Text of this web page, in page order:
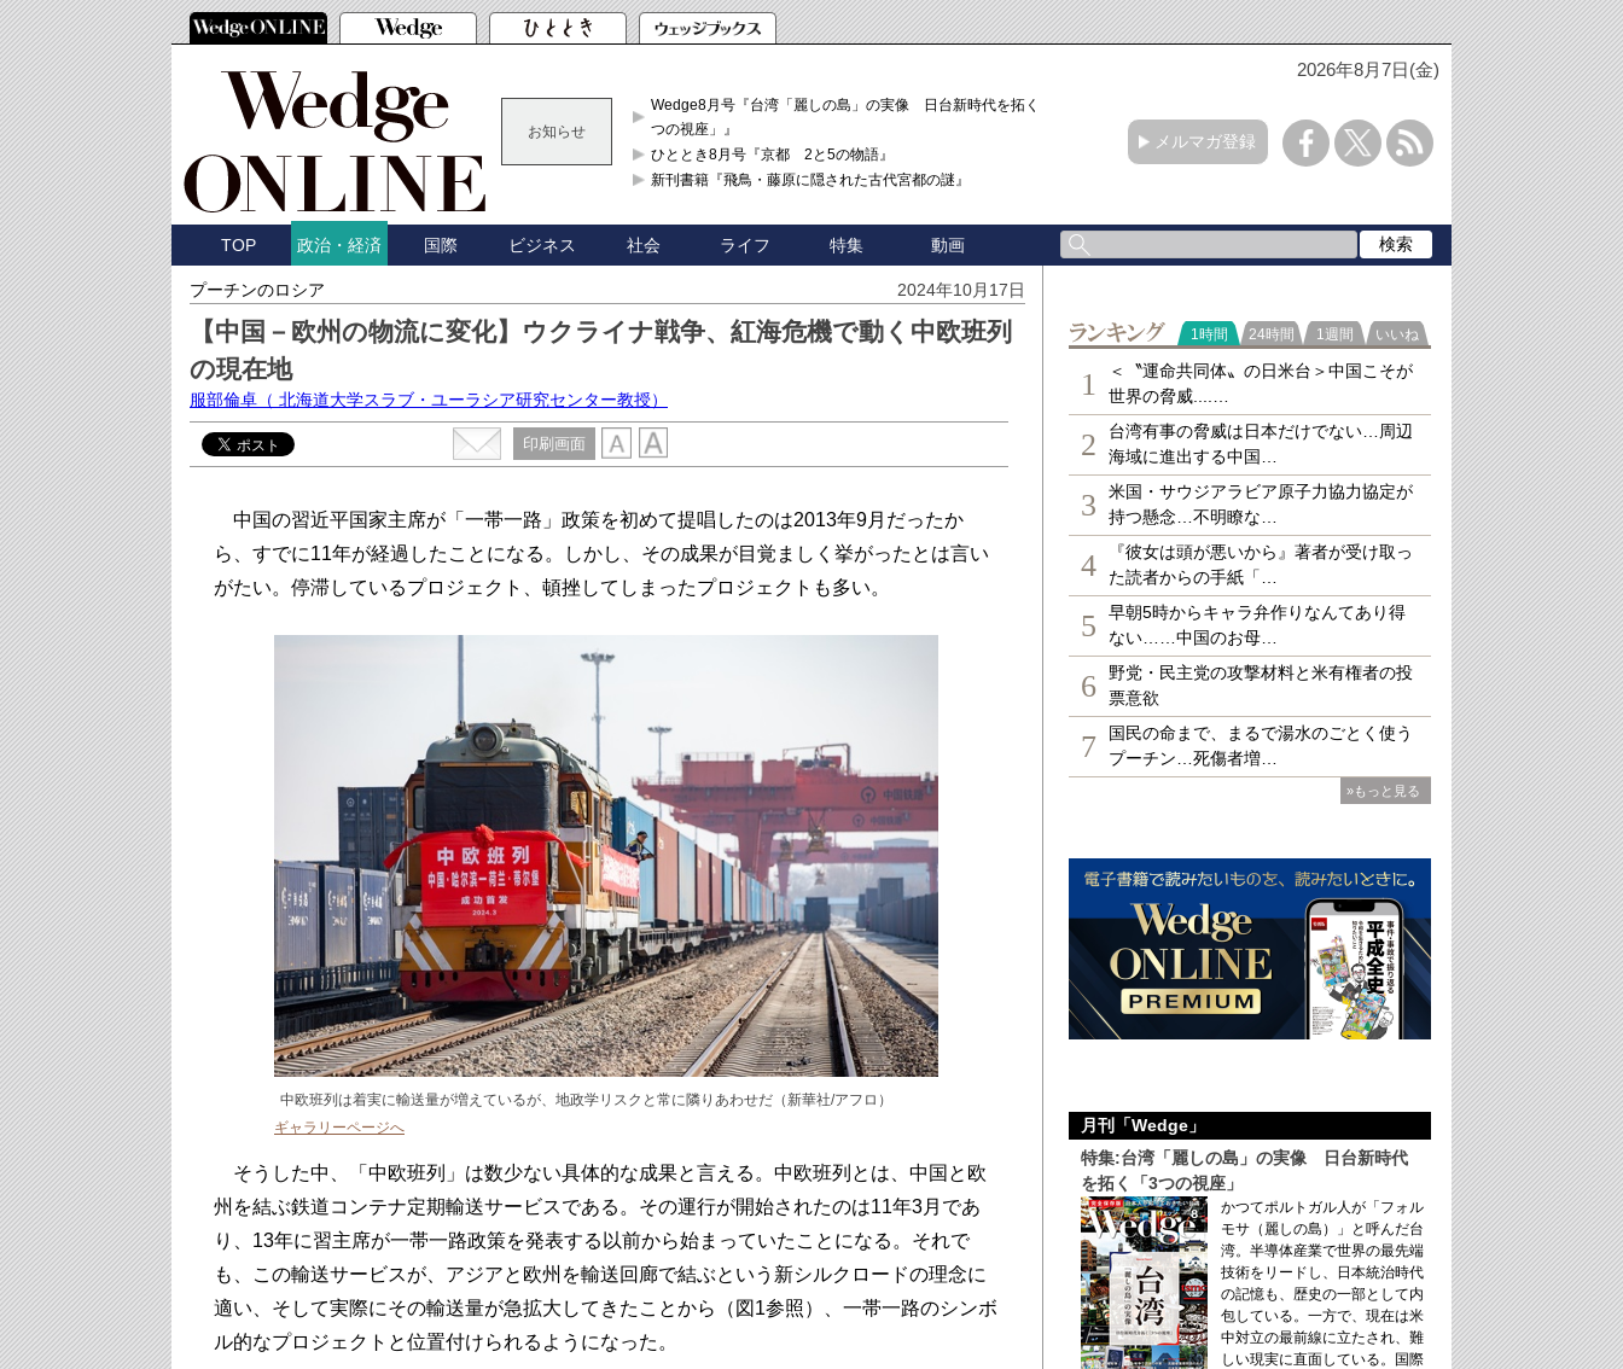
2026年8月7日(金)
お知らせ
Wedge8月号『台湾「麗しの島」の実像 日台新時代を拓く「3
つの視座」』
ひととき8月号『京都 2と5の物語』
新刊書籍『飛鳥・藤原に隠された古代宮都の謎』
メルマガ登録
TOP 政治・経済 国際 ビジネス 社会 ライフ 特集 動画
プーチンのロシア 2024年10月17日
【中国－欧州の物流に変化】ウクライナ戦争、紅海危機で動く中欧班列
の現在地
服部倫卓 （ 北海道大学スラブ・ユーラシア研究センター教授）
印刷画面
中国の習近平国家主席が「一帯一路」政策を初めて提唱したのは2013年9月だったか
ら、すでに11年が経過したことになる。しかし、その成果が目覚ましく挙がったとは言い
がたい。停滞しているプロジェクト、頓挫してしまったプロジェクトも多い。
中欧班列は着実に輸送量が増えているが、地政学リスクと常に隣りあわせだ（新華社/アフロ）
ギャラリーページへ
そうした中、「中欧班列」は数少ない具体的な成果と言える。中欧班列とは、中国と欧
州を結ぶ鉄道コンテナ定期輸送サービスである。その運行が開始されたのは11年3月であ
り、13年に習主席が一帯一路政策を発表する以前から始まっていたことになる。それで
も、この輸送サービスが、アジアと欧州を輸送回廊で結ぶという新シルクロードの理念に
適い、そして実際にその輸送量が急拡大してきたことから（図1参照）、一帯一路のシンボ
ル的なプロジェクトと位置付けられるようになった。
ランキング
1時間 24時間 1週間 いいね
1
＜〝運命共同体〟の日米台＞中国こそが
世界の脅威....…
2
台湾有事の脅威は日本だけでない…周辺
海域に進出する中国…
3
米国・サウジアラビア原子力協力協定が
持つ懸念…不明瞭な…
4
『彼女は頭が悪いから』著者が受け取っ
た読者からの手紙「…
5
早朝5時からキャラ弁作りなんてあり得
ない……中国のお母…
6
野党・民主党の攻撃材料と米有権者の投
票意欲
7
国民の命まで、まるで湯水のごとく使う
プーチン…死傷者増…
»もっと見る
月刊「Wedge」
特集:台湾「麗しの島」の実像 日台新時代
を拓く「3つの視座」
かつてポルトガル人が「フォル
モサ（麗しの島）」と呼んだ台
湾。半導体産業で世界の最先端
技術をリードし、日本統治時代
の記憶も、歴史の一部として内
包している。一方で、現在は米
中対立の最前線に立たされ、難
しい現実に直面している。国際